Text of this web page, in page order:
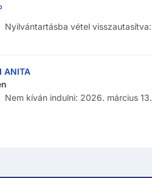
Nyilvántartásba vétel visszautasítva:
ANITA
Nem kíván indulni: 2026. március 13.